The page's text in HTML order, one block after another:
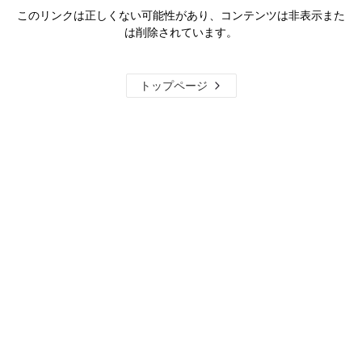
このリンクは正しくない可能性があり、コンテンツは非表示また
は削除されています。
トップページ